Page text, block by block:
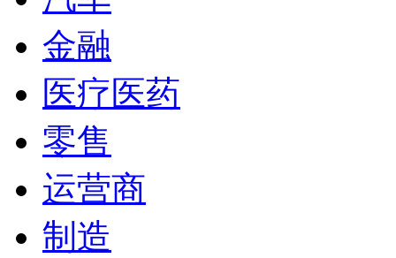
金融
医疗医药
零售
运营商
制造